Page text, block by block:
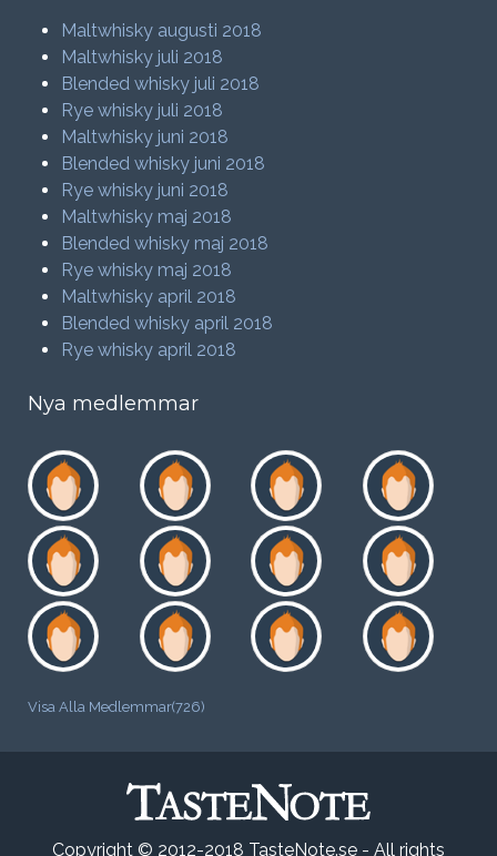
Maltwhisky augusti 2018
Maltwhisky juli 2018
Blended whisky juli 2018
Rye whisky juli 2018
Maltwhisky juni 2018
Blended whisky juni 2018
Rye whisky juni 2018
Maltwhisky maj 2018
Blended whisky maj 2018
Rye whisky maj 2018
Maltwhisky april 2018
Blended whisky april 2018
Rye whisky april 2018
Nya medlemmar
Visa Alla Medlemmar(726)
Copyright © 2012-2018 TasteNote.se - All rights